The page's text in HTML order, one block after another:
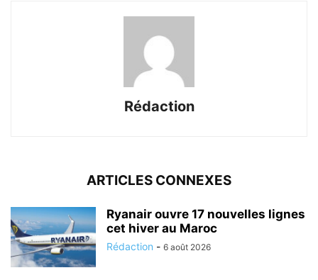
Rédaction
ARTICLES CONNEXES
Ryanair ouvre 17 nouvelles lignes
cet hiver au Maroc
Rédaction - 6 août 2026